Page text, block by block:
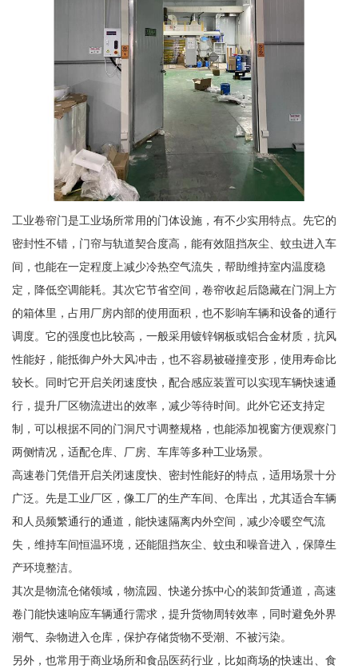
工业卷帘门是工业场所常用的门体设施，有不少实用特点。先它的
密封性不错，门帘与轨道契合度高，能有效阻挡灰尘、蚊虫进入车
间，也能在一定程度上减少冷热空气流失，帮助维持室内温度稳
定，降低空调能耗。其次它节省空间，卷帘收起后隐藏在门洞上方
的箱体里，占用厂房内部的使用面积，也不影响车辆和设备的通行
调度。它的强度也比较高，一般采用镀锌钢板或铝合金材质，抗风
性能好，能抵御户外大风冲击，也不容易被碰撞变形，使用寿命比
较长。同时它开启关闭速度快，配合感应装置可以实现车辆快速通
行，提升厂区物流进出的效率，减少等待时间。此外它还支持定
制，可以根据不同的门洞尺寸调整规格，也能添加视窗方便观察门
两侧情况，适配仓库、厂房、车库等多种工业场景。
高速卷门凭借开启关闭速度快、密封性能好的特点，适用场景十分
广泛。先是工业厂区，像工厂的生产车间、仓库出，尤其适合车辆
和人员频繁通行的通道，能快速隔离内外空间，减少冷暖空气流
失，维持车间恒温环境，还能阻挡灰尘、蚊虫和噪音进入，保障生
产环境整洁。
其次是物流仓储领域，物流园、快递分拣中心的装卸货通道，高速
卷门能快速响应车辆通行需求，提升货物周转效率，同时避免外界
潮气、杂物进入仓库，保护存储货物不受潮、不被污染。
另外，也常用于商业场所和食品医药行业，比如商场的快速出、食